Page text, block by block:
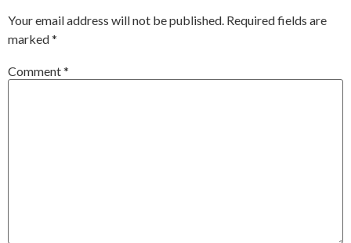
Your email address will not be published. Required fields are
marked*
Comment*